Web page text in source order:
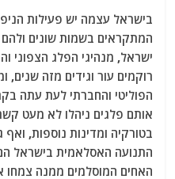
בישראל עצמה יש פעילות
המתקראים בשמות שונים
ישראל, מנהיגי הפלג הצפוני
רוקמים עור וגידים מזה
הפוליטי והחברתי לעת עתה
אותם פלגים ניהלו לא מעט
בטורקיה ומדינות נוספות,
התנועה האסלאמית בישראל
האחים המוסלמים ממנה צמחו